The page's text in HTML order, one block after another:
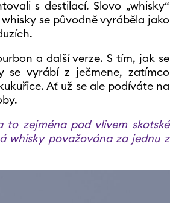
s destilací. Slovo „whisky“
se původně vyráběla jako
a další verze. S tím, jak se
se vyrábí z ječmene, zatímco
Ať už se ale podíváte na
to zejména pod vlivem skotské
whisky považována za jednu z